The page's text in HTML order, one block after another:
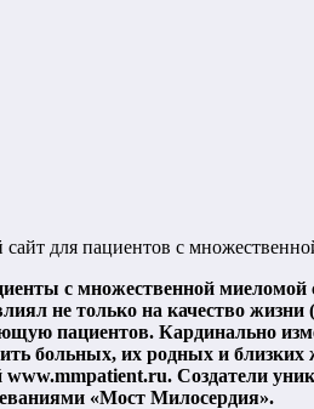
сайт для пациентов с
с множественной миеломой
не только на качество
пациентов. Кардинально
больных, их родных и
Создатели
«Мост Милосердия».